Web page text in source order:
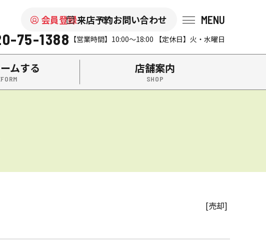
ら、株式会社後藤組（イエステーション米沢店・南陽店）の『山形不
会員登録来店予約お問い合わせ MENU
75-1388 【営業時間】10:00～18:00 【定休日】火・水曜日
ムする 店舗案内
[売却]